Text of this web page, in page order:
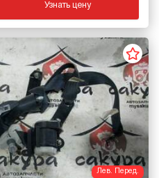
Узнать цену
Лев. Перед.